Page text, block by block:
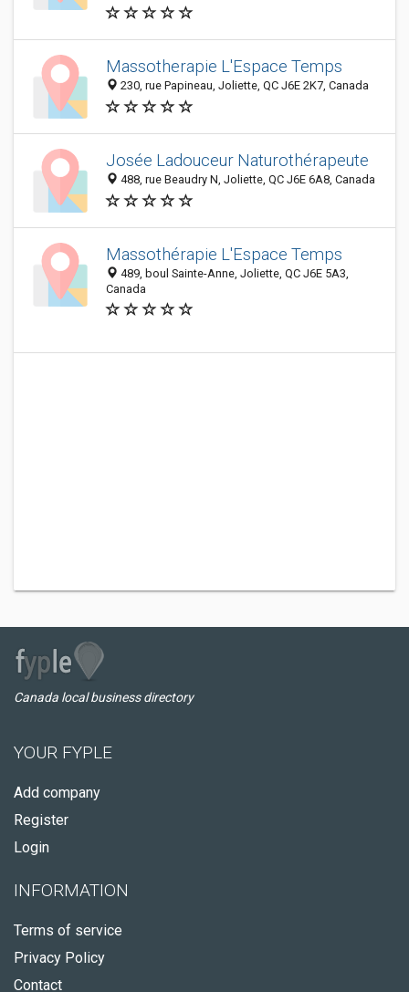
Massotherapie L'Espace Temps
230, rue Papineau, Joliette, QC J6E 2K7, Canada
Josée Ladouceur Naturothérapeute
488, rue Beaudry N, Joliette, QC J6E 6A8, Canada
Massothérapie L'Espace Temps
489, boul Sainte-Anne, Joliette, QC J6E 5A3,
Canada
Canada local business directory
YOUR FYPLE
Add company
Register
Login
INFORMATION
Terms of service
Privacy Policy
Contact